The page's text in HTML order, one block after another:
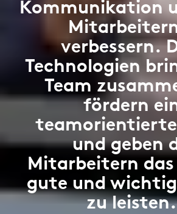
Kommunikation
verbessern.
Technologien
Team
fördern
und geben
Mitarbeitern
gute und
zu